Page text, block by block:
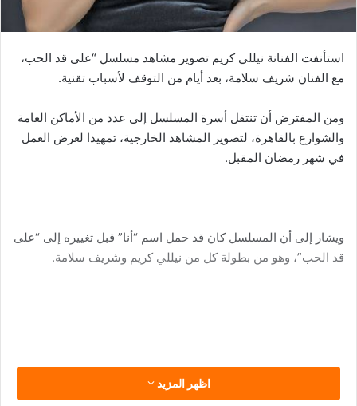
استأنفت الفنانة نيللي كريم تصوير مشاهد مسلسل “على قد الحب،
مع الفنان شريف سلامة، بعد أيام من التوقف لأسباب تقنية.
ومن المفترض أن تنتقل أسرة المسلسل إلى عدد من الأماكن العامة
والشوارع بالقاهرة، لتصوير المشاهد الخارجية، تمهيدا لعرض العمل
في شهر رمضان المقبل.
ويشار إلى أن المسلسل كان قد حمل اسم “أنا” قبل تغييره إلى “على
قد الحب”، وهو من بطولة كل من نيللي كريم وشريف سلامة.
اظهر المزيد